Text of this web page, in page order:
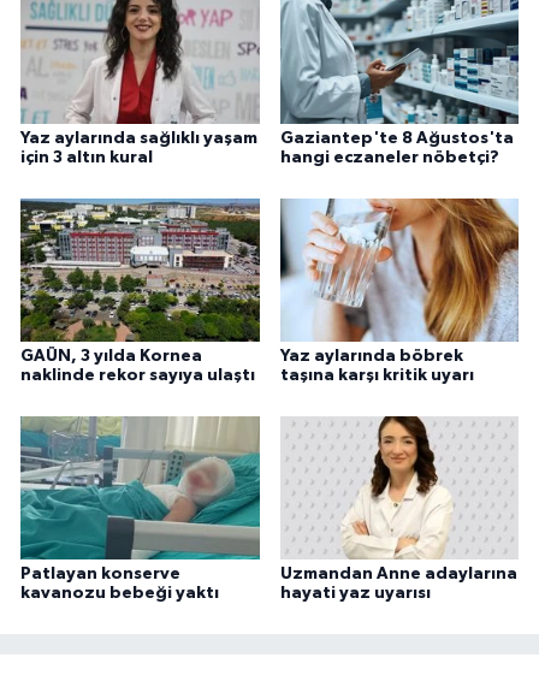
Yaz aylarında sağlıklı yaşam
için 3 altın kural
Gaziantep'te 8 Ağustos'ta
hangi eczaneler nöbetçi?
GAÜN, 3 yılda Kornea
naklinde rekor sayıya ulaştı
Yaz aylarında böbrek
taşına karşı kritik uyarı
Patlayan konserve
kavanozu bebeği yaktı
Uzmandan Anne adaylarına
hayati yaz uyarısı